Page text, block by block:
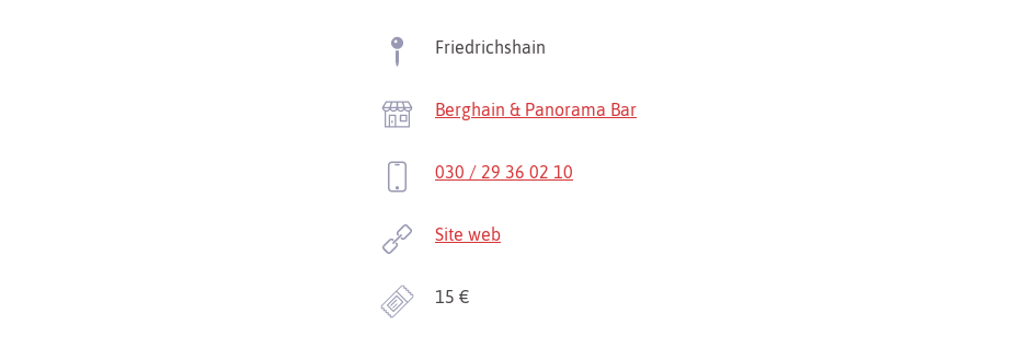
Friedrichshain
Berghain & Panorama Bar
030 / 29 36 02 10
Site web
15 €